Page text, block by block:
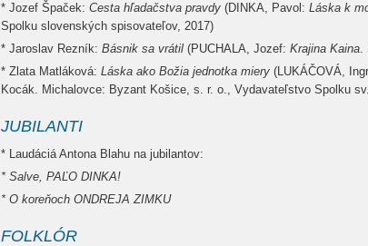
* Jozef Špaček: Cesta hľadačstva pravdy (DINKA, Pavol: Láska k
Spolku slovenských spisovateľov, 2017)
* Jaroslav Rezník: Básnik sa vrátil (PUCHALA, Jozef: Krajina Kaina.
* Zlata Matláková: Láska ako Božia jednotka miery (LUKÁČOVÁ,
Kocák. Michalovce: Byzant Košice, s. r. o., Vydavateľstvo Spolku
JUBILANTI
* Laudáciá Antona Blahu na jubilantov:
* Salve, PAĽO DINKA!
* O koreňoch ONDREJA ZIMKU
FOLKLÓR